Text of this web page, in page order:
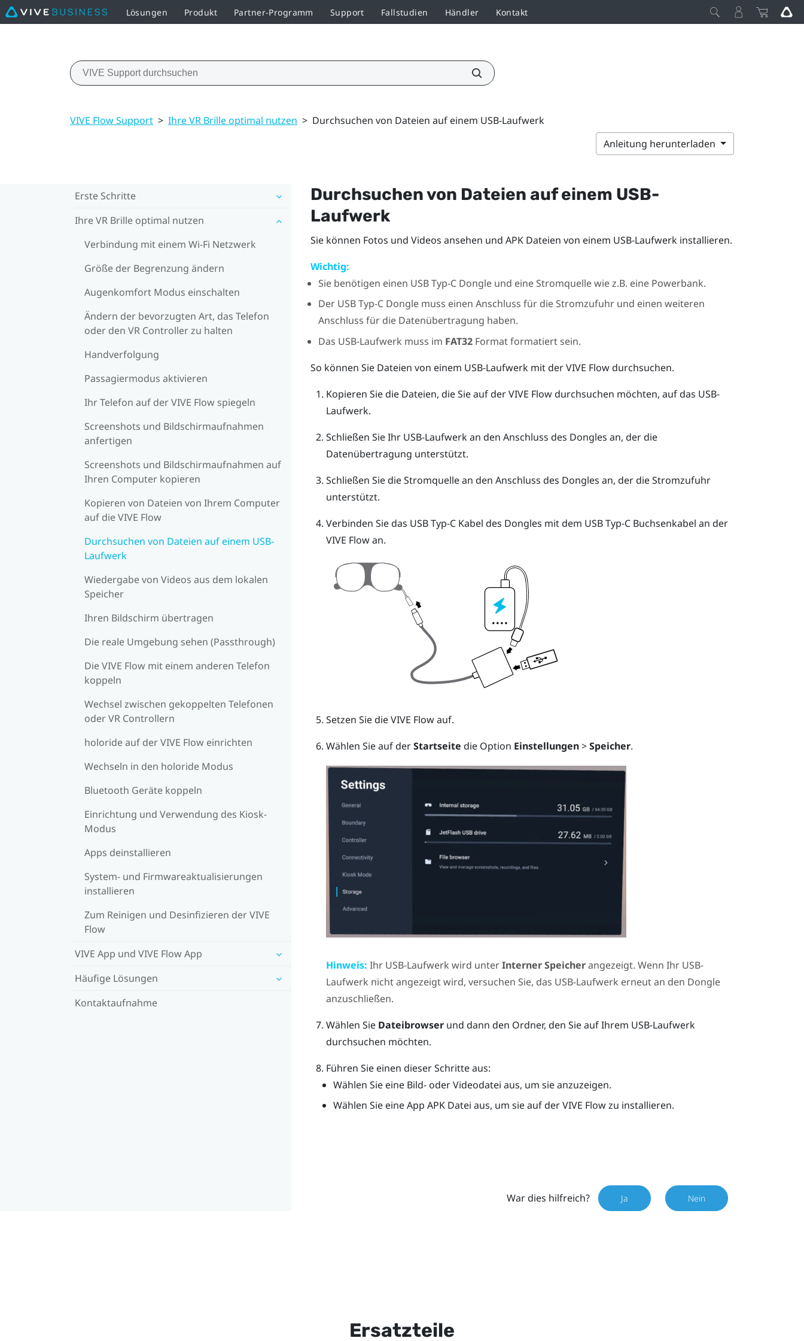
Lösungen Produkt Partner-Programm Support Fallstudien Händler Kontakt
VIVE Flow Support > Ihre VR Brille optimal nutzen > Durchsuchen von Dateien auf einem USB-Laufwerk
Anleitung herunterladen
Erste Schritte
Ihre VR Brille optimal nutzen
Verbindung mit einem Wi‍-Fi Netzwerk
Größe der Begrenzung ändern
Augenkomfort Modus einschalten
Ändern der bevorzugten Art, das Telefon
oder den VR Controller zu halten
Handverfolgung
Passagiermodus aktivieren
Ihr Telefon auf der VIVE Flow spiegeln
Screenshots und Bildschirmaufnahmen
anfertigen
Screenshots und Bildschirmaufnahmen auf
Ihren Computer kopieren
Kopieren von Dateien von Ihrem Computer
auf die VIVE Flow
Durchsuchen von Dateien auf einem USB-
Laufwerk
Wiedergabe von Videos aus dem lokalen
Speicher
Ihren Bildschirm übertragen
Die reale Umgebung sehen (Passthrough)
Die VIVE Flow mit einem anderen Telefon
koppeln
Wechsel zwischen gekoppelten Telefonen
oder VR Controllern
holoride auf der VIVE Flow einrichten
Wechseln in den holoride Modus
Bluetooth Geräte koppeln
Einrichtung und Verwendung des Kiosk-
Modus
Apps deinstallieren
System- und Firmwareaktualisierungen
installieren
Zum Reinigen und Desinfizieren der VIVE
Flow
VIVE App und VIVE Flow App
Häufige Lösungen
Kontaktaufnahme
Durchsuchen von Dateien auf einem USB-
Laufwerk
Sie können Fotos und Videos ansehen und APK Dateien von einem USB-Laufwerk installieren.
Wichtig:
Sie benötigen einen USB Typ-CDongle und eine Stromquelle wie z.B. eine Powerbank.
Der USB Typ-CDongle muss einen Anschluss für die Stromzufuhr und einen weiteren
Anschluss für die Datenübertragung haben.
Das USB-Laufwerk muss im FAT32Format formatiert sein.
So können Sie Dateien von einem USB-Laufwerk mit derVIVE Flowdurchsuchen.
Kopieren Sie die Dateien, die Sie auf derVIVE Flowdurchsuchen möchten, auf das USB-
Laufwerk.
Schließen Sie Ihr USB-Laufwerk an den Anschluss des Dongles an, der die
Datenübertragung unterstützt.
Schließen Sie die Stromquelle an den Anschluss des Dongles an, der die Stromzufuhr
unterstützt.
Verbinden Sie das USB Typ-CKabel des Dongles mit dem USB Typ-CBuchsenkabel an der
VIVE Flowan.
Setzen Sie dieVIVE Flowauf.
Wählen Sie auf derStartseite die Option Einstellungen>Speicher.
Hinweis: Ihr USB-Laufwerk wird unterInterner Speicherangezeigt. Wenn Ihr USB-
Laufwerk nicht angezeigt wird, versuchen Sie, das USB-Laufwerk erneut an den Dongle
anzuschließen.
Wählen Sie Dateibrowserund dann den Ordner, den Sie auf Ihrem USB-Laufwerk
durchsuchen möchten.
Führen Sie einen dieser Schritte aus:
Wählen Sie eine Bild- oder Videodatei aus, um sie anzuzeigen.
Wählen Sie eine App APK Datei aus, um sie auf derVIVE Flowzu installieren.
War dies hilfreich? Ja Nein
Ersatzteile